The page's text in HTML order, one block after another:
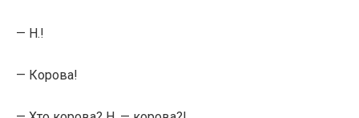
— Н.!
— Корова!